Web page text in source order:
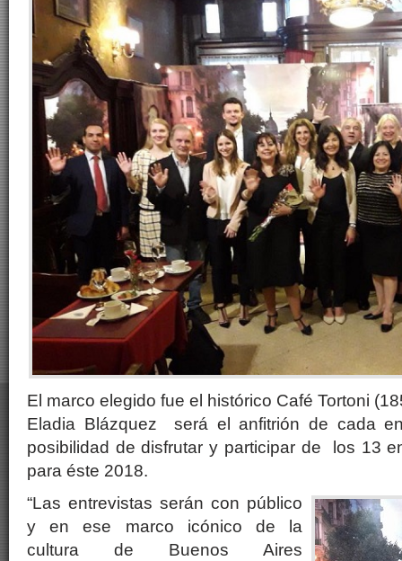
El marco elegido fue el histórico Café Tortoni
Eladia Blázquez será el anfitrión de cada
posibilidad de disfrutar y participar de los 13
para éste 2018.
“Las entrevistas serán con público
y en ese marco icónico de la
cultura de Buenos Aires